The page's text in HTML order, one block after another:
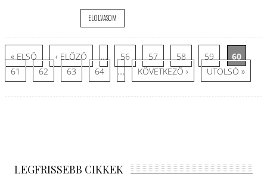
ELOLVASOM
Oldalak
« ELSŐ ‹ ELŐZŐ … 56 57 58 59
60
61
62 63 64 … KÖVETKEZŐ › UTOLSÓ »
LEGFRISSEBB CIKKEK